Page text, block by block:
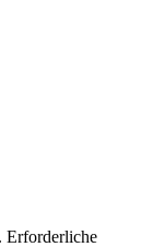
Erforderliche